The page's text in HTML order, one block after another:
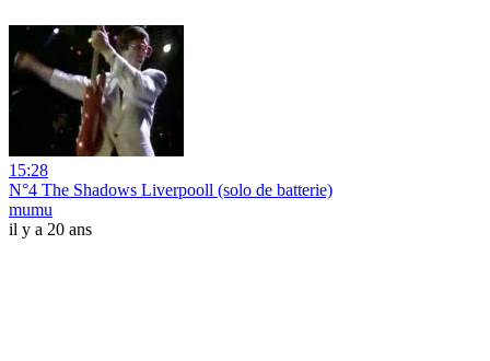
15:28
N°4 The Shadows Liverpooll (solo de batterie)
mumu
il y a 20 ans